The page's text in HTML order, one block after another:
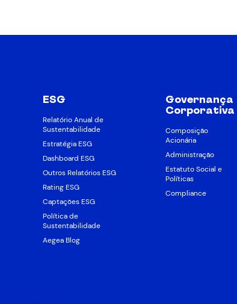
ESG
Relatório Anual de
Sustentabilidade
Estratégia ESG
Dashboard ESG
Outros Relatórios ESG
Rating ESG
Captações ESG
Política de
Sustentabilidade
Aegea Blog
Governança
Corporativa
Composição
Acionária
Administração
Estatuto Social e
Políticas
Compliance